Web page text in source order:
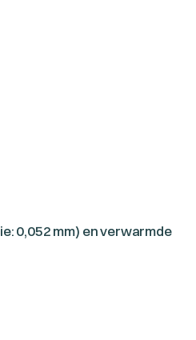
0,052 mm) en verwarmde